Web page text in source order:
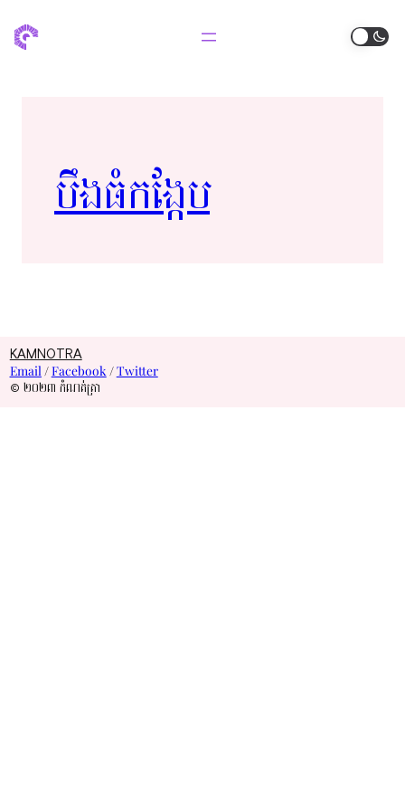
បឹងធំ​កង្កែប​
KAMNOTRA
Email /Facebook /Twitter
© ២០២៣ កំណត់ត្រា